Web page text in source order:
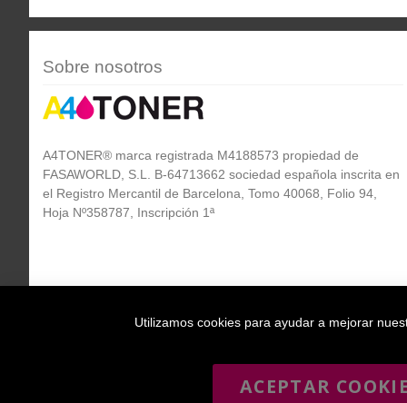
Sobre nosotros
A4TONER® marca registrada M4188573 propiedad de
FASAWORLD, S.L. B-64713662 sociedad española inscrita en
el Registro Mercantil de Barcelona, Tomo 40068, Folio 94,
Hoja Nº358787, Inscripción 1ª
Utilizamos cookies para ayudar a mejorar
ACEPTAR